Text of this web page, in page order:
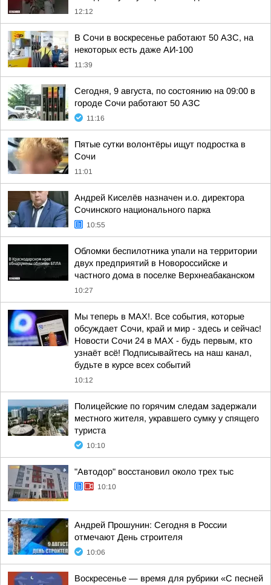
12:12
В Сочи в воскресенье работают 50 АЗС, на
некоторых есть даже АИ-100
11:39
Сегодня, 9 августа, по состоянию на 09:00 в
городе Сочи работают 50 АЗС
11:16
Пятые сутки волонтёры ищут подростка в
Сочи
11:01
Андрей Киселёв назначен и.о. директора
Сочинского национального парка
10:55
Обломки беспилотника упали на территории
двух предприятий в Новороссийске и
частного дома в поселке Верхнеабаканском
10:27
Мы теперь в MAX!. Все события, которые
обсуждает Сочи, край и мир - здесь и сейчас!
Новости Сочи 24 в MAX - будь первым, кто
узнаёт всё! Подписывайтесь на наш канал,
будьте в курсе всех событий
10:12
Полицейские по горячим следам задержали
местного жителя, укравшего сумку у спящего
туриста
10:10
"Автодор" восстановил около трех тыс
10:10
Андрей Прошунин: Сегодня в России
отмечают День строителя
10:06
Воскресенье — время для рубрики «С песней